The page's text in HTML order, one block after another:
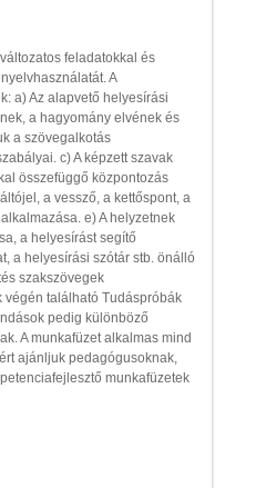
feladatokkal és
A
a) Az alapvető helyesírási
a hagyomány elvének és
a szövegalkotás
c) A képzett szavak
összefüggő központozás
a vessző, a kettőspont, a
e) A helyzetnek
a helyesírást segítő
a helyesírási szótár stb. önálló
szakszövegek
végén található Tudáspróbák
pedig különböző
A munkafüzet alkalmas mind
ajánljuk pedagógusoknak,
munkafüzetek